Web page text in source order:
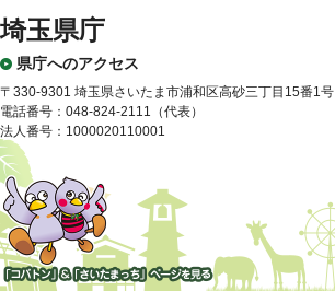
埼玉県庁
県庁へのアクセス
〒330-9301 埼玉県さいたま市浦和区高砂三丁目15番1号
電話番号：048-824-2111（代表）
法人番号：1000020110001
「コバトン」&「さいたまっ